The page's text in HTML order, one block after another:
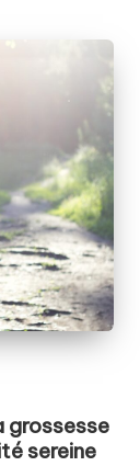
grossesse
sereine